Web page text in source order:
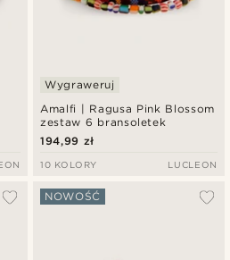
Amalfi | Ragusa Pink Blossom
zestaw 6 bransoletek
Wygraweruj
194,99 zł
10 KOLORY LUCLEON
NOWOŚĆ